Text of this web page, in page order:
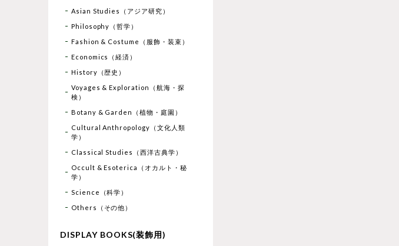
Asian Studies（アジア研究）
Philosophy（哲学）
Fashion & Costume（服飾・装束）
Economics（経済）
History（歴史）
Voyages & Exploration（航海・探
検）
Botany & Garden（植物・庭園）
Cultural Anthropology（文化人類
学）
Classical Studies（西洋古典学）
Occult & Esoterica（オカルト・秘
学）
Science（科学）
Others（その他）
DISPLAY BOOKS(装飾用)